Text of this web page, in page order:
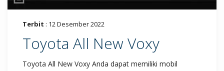
Terbit : 12 Desember 2022
Toyota All New Voxy
Toyota All New Voxy Anda dapat memiliki mobil